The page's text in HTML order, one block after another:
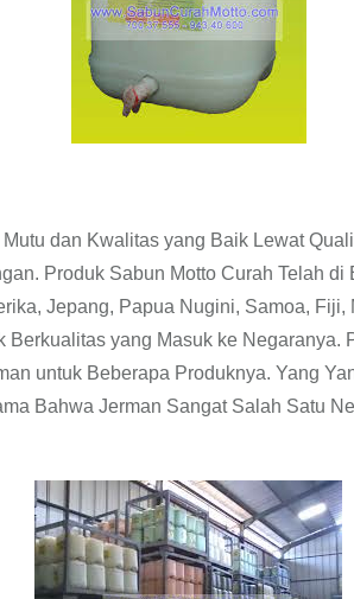
dan Kwalitas yang Baik Lewat
Produk Sabun Motto Curah Telah
Jepang, Papua Nugini, Samoa,
Berkualitas yang Masuk ke Negaranya.
untuk Beberapa Produknya. Yang
Bahwa Jerman Sangat Salah Satu